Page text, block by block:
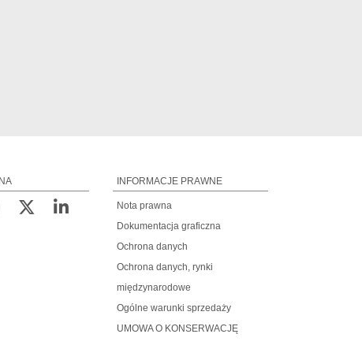
INFORMACJE PRAWNE
Nota prawna
Dokumentacja graficzna
Ochrona danych
Ochrona danych, rynki
międzynarodowe
Ogólne warunki sprzedaży
UMOWA O KONSERWACJĘ